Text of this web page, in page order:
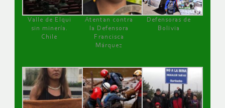
Valle de Elqui
sin minería.
Chile
Atentan contra
la Defensora
Francisca
Márquez
Defensoras de
Bolivia